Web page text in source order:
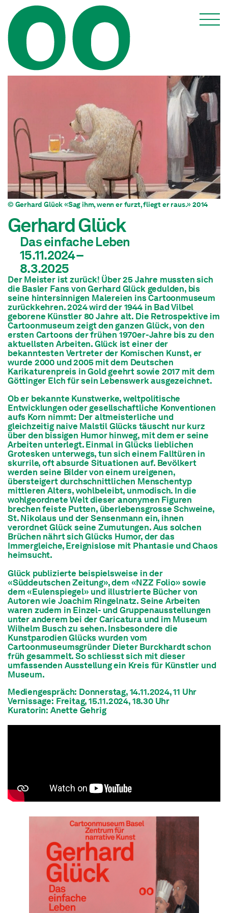
© Gerhard Glück «Sag ihm, wenn er furzt, fliegt er raus.» 2014
Gerhard Glück
Das einfache Leben
15.11.2024–
8.3.2025
Der Meister ist zurück! Über 25 Jahre mussten sich
die Basler Fans von Gerhard Glück gedulden, bis
seine hintersinnigen Malereien ins Cartoonmuseum
zurückkehren. 2024 wird der 1944 in Bad Vilbel
geborene Künstler 80 Jahre alt. Die Retrospektive im
Cartoonmuseum zeigt den ganzen Glück, von den
ersten Cartoons der frühen 1970er-Jahre bis zu den
aktuellsten Arbeiten. Glück ist einer der
bekanntesten Vertreter der Komischen Kunst, er
wurde 2000 und 2005 mit dem Deutschen
Karikaturenpreis in Gold geehrt sowie 2017 mit dem
Göttinger Elch für sein Lebenswerk ausgezeichnet.
Ob er bekannte Kunstwerke, weltpolitische
Entwicklungen oder gesellschaftliche Konventionen
aufs Korn nimmt: Der altmeisterliche und
gleichzeitig naive Malstil Glücks täuscht nur kurz
über den bissigen Humor hinweg, mit dem er seine
Arbeiten unterlegt. Einmal in Glücks lieblichen
Grotesken unterwegs, tun sich einem Falltüren in
skurrile, oft absurde Situationen auf. Bevölkert
werden seine Bilder von einem ureigenen,
übersteigert durchschnittlichen Menschentyp
mittleren Alters, wohlbeleibt, unmodisch. In die
wohlgeordnete Welt dieser anonymen Figuren
brechen feiste Putten, überlebensgrosse Schweine,
St. Nikolaus und der Sensenmann ein, ihnen
verordnet Glück seine Zumutungen. Aus solchen
Brüchen nährt sich Glücks Humor, der das
Immergleiche, Ereignislose mit Phantasie und Chaos
heimsucht.
Glück publizierte beispielsweise in der
«Süddeutschen Zeitung», dem «NZZ Folio» sowie
dem «Eulenspiegel» und illustrierte Bücher von
Autoren wie Joachim Ringelnatz. Seine Arbeiten
waren zudem in Einzel- und Gruppenausstellungen
unter anderem bei der Caricatura und im Museum
Wilhelm Busch zu sehen. Insbesondere die
Kunstparodien Glücks wurden vom
Cartoonmuseumsgründer Dieter Burckhardt schon
früh gesammelt. So schliesst sich mit dieser
umfassenden Ausstellung ein Kreis für Künstler und
Museum.
Mediengespräch: Donnerstag, 14.11.2024, 11 Uhr
Vernissage: Freitag, 15.11.2024, 18.30 Uhr
Kuratorin: Anette Gehrig